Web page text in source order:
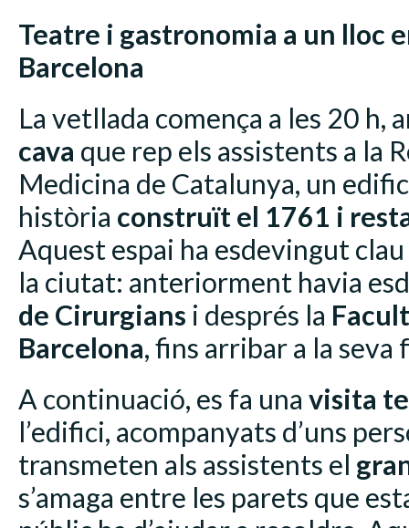
Teatre i gastronomia a un lloc
Barcelona
La vetllada comença a les 20 h,
cava que rep els assistents a la
Medicina de Catalunya, un
història construït el 1761 i
Aquest espai ha esdevingut
la ciutat: anteriorment havia
de Cirurgians i després la
Barcelona, fins arribar a la seva
A continuació, es fa una visita
l’edifici, acompanyats d’uns
transmeten als assistents el
s’amaga entre les parets que